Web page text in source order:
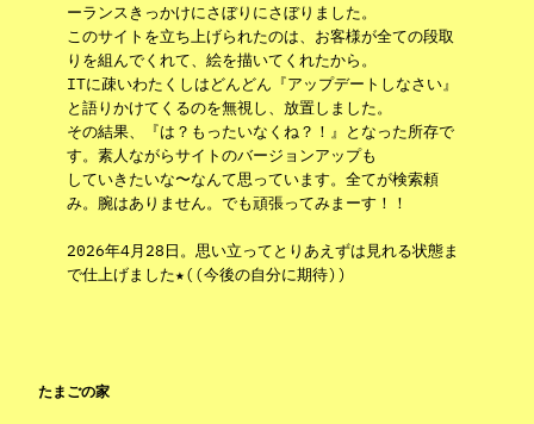
ーランスきっかけにさぼりにさぼりました。
このサイトを立ち上げられたのは、お客様が全ての段取
りを組んでくれて、絵を描いてくれたから。
ITに疎いわたくしはどんどん『アップデートしなさい』
と語りかけてくるのを無視し、放置しました。
その結果、『は？もったいなくね？！』となった所存で
す。素人ながらサイトのバージョンアップも
していきたいな〜なんて思っています。全てが検索頼
み。腕はありません。でも頑張ってみまーす！！
2026年4月28日。思い立ってとりあえずは見れる状態ま
で仕上げました★((今後の自分に期待))
たまごの家